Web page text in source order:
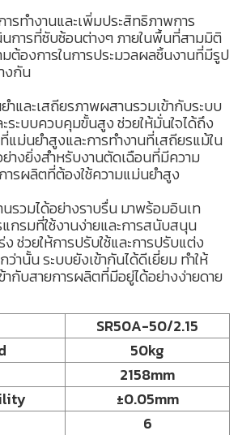
รทำงานและเพิ่มประสิทธิภาพการ
นการที่ซับซ้อนต่างๆ ภายในพื้นที่สามมิติ
มต้องการในการประมวลผลชิ้นงานที่มีรูป
งกัน
และเสถียรภาพผสานรวมเข้ากับระบบ
ระบบควบคุมขั้นสูง ช่วยให้มั่นใจได้ถึง
แม่นยำสูงและการทำงานที่เสถียรแม้ใน
ย่างยิ่งสำหรับงานตัดเฉือนที่มีความ
ารผลิตที่ต้องใช้ความแม่นยำสูง
นรวมได้อย่างราบรื่น มาพร้อมอินเท
กรมที่ใช้งานง่ายและการสนับสนุน
ช่วยให้การปรับใช้และการปรับแต่ง
ว่านั้น ระบบยังเข้ากันได้ดีเยี่ยม ทำให้
ากับสายการผลิตที่มีอยู่ได้อย่างง่ายดาย
SR50A-50/2.15
50kg
2158mm
±0.05mm
6